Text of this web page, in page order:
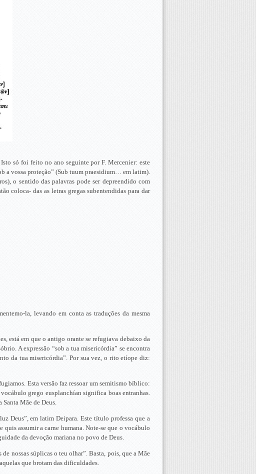
só foi feito no ano seguinte por F. Mercenier: este
a vossa proteção” (Sub tuum praesidium… em latim).
o sentido das palavras pode ser depreendido com
coloca- das as letras gregas subentendidas para dar
la, levando em conta as traduções da mesma
está em que o antigo orante se refugiava debaixo da
A expressão “sob a tua misericórdia” se encontra
da tua misericórdia”. Por sua vez, o rito etíope diz:
Esta versão faz ressoar um semitismo bíblico:
grego eusplanchían significa boas entranhas.
Mãe de Deus.
Deus”, em latim Deipara. Este título professa que a
quis assumir a carne humana. Note-se que o vocábulo
da devoção mariana no povo de Deus.
nossas súplicas o teu olhar”. Basta, pois, que a Mãe
que brotam das dificuldades.